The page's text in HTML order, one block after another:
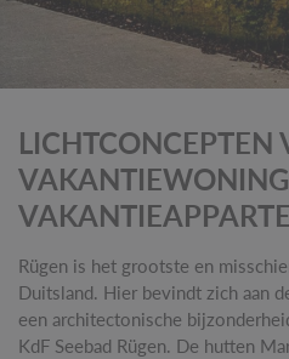
LICHTCONCEPTEN
Rügen is het grootste en
Duitsland. Hier bevindt zich aan
een architectonische
KdF Seebad Rügen. De hutten